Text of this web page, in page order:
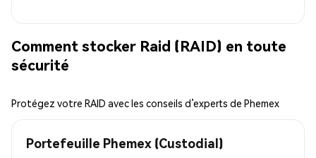
Comment stocker Raid (RAID) en toute
sécurité
Protégez votre RAID avec les conseils d’experts de Phemex
Portefeuille Phemex (Custodial)